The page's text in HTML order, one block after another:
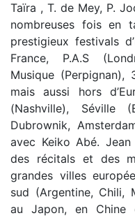
Taïra , T. de Mey, P.
nombreuses fois en
prestigieux festivals
France, P.A.S
Musique (Perpignan),
mais aussi hors
(Nashville), Séville
Dubrownik,
avec Keiko Abé.
des récitals et des
grandes villes
sud (Argentine, Chili,
au Japon, en